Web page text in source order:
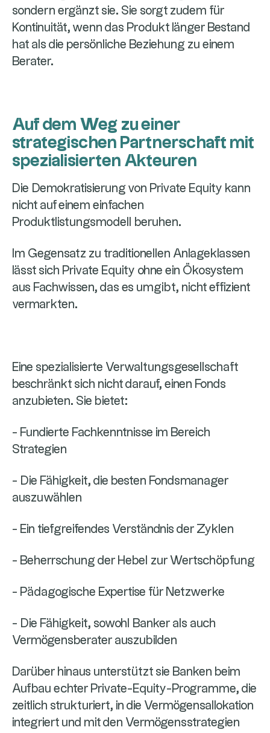
sondern ergänzt sie. Sie sorgt zudem für
Kontinuität, wenn das Produkt länger Bestand
hat als die persönliche Beziehung zu einem
Berater.
Auf dem Weg zu einer
strategischen Partnerschaft mit
spezialisierten Akteuren
Die Demokratisierung von Private Equity kann
nicht auf einem einfachen
Produktlistungsmodell beruhen.
Im Gegensatz zu traditionellen Anlageklassen
lässt sich Private Equity ohne ein Ökosystem
aus Fachwissen, das es umgibt, nicht effizient
vermarkten.
Eine spezialisierte Verwaltungsgesellschaft
beschränkt sich nicht darauf, einen Fonds
anzubieten. Sie bietet:
- Fundierte Fachkenntnisse im Bereich
Strategien
- Die Fähigkeit, die besten Fondsmanager
auszuwählen
- Ein tiefgreifendes Verständnis der Zyklen
- Beherrschung der Hebel zur Wertschöpfung
- Pädagogische Expertise für Netzwerke
- Die Fähigkeit, sowohl Banker als auch
Vermögensberater auszubilden
Darüber hinaus unterstützt sie Banken beim
Aufbau echter Private-Equity-Programme, die
zeitlich strukturiert, in die Vermögensallokation
integriert und mit den Vermögensstrategien